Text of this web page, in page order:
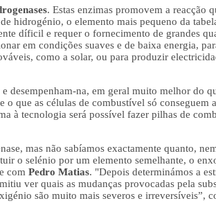
. Estas enzimas promovem a reacção
hidrogénio, o elemento mais pequeno da
díficil e requer o fornecimento de grandes
em condições suaves e de baixa energia,
como a solar, ou para produzir
desempenham-na, em geral muito melhor do
que as células de combustível só conseguem
à tecnologia será possível fazer pilhas de
mas não sabíamos exactamente quanto,
o selénio por um elemento semelhante, o
com Pedro Matias. "Depois determinámos a
ver quais as mudanças provocadas pela
são muito mais severos e irreversíveis”,